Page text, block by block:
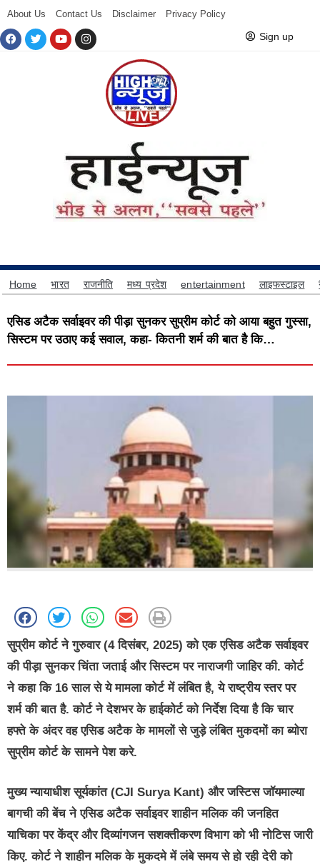
About Us Contact Us Disclaimer Privacy Policy
Sign up
Home भारत राजनीति मध्य प्रदेश entertainment लाइफस्टाइल
एसिड अटैक सर्वाइवर की पीड़ा सुनकर सुप्रीम कोर्ट को आया बहुत गुस्सा,
सिस्टम पर उठाए कई सवाल, कहा- कितनी शर्म की बात है कि…
सुप्रीम कोर्ट ने गुरुवार (4 दिसंबर, 2025) को एक एसिड अटैक सर्वाइवर
की पीड़ा सुनकर चिंता जताई और सिस्टम पर नाराजगी जाहिर की. कोर्ट
ने कहा कि 16 साल से ये मामला कोर्ट में लंबित है, ये राष्ट्रीय स्तर पर
शर्म की बात है. कोर्ट ने देशभर के हाईकोर्ट को निर्देश दिया है कि चार
हफ्ते के अंदर वह एसिड अटैक के मामलों से जुड़े लंबित मुकदमों का ब्योरा
सुप्रीम कोर्ट के सामने पेश करे.
मुख्य न्यायाधीश सूर्यकांत (CJI Surya Kant) और जस्टिस जॉयमाल्या
बागची की बेंच ने एसिड अटैक सर्वाइवर शाहीन मलिक की जनहित
याचिका पर केंद्र और दिव्यांगजन सशक्तीकरण विभाग को भी नोटिस जारी
किए. कोर्ट ने शाहीन मलिक के मुकदमे में लंबे समय से हो रही देरी को